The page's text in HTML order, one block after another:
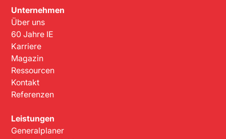
Unternehmen
Über uns
60 Jahre IE
Karriere
Magazin
Ressourcen
Kontakt
Referenzen
Leistungen
Generalplaner